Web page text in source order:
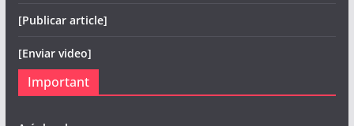
[Publicar article]
[Enviar video]
Important